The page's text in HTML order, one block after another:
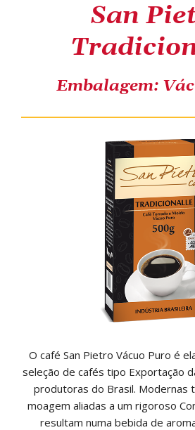
COMPRE ONLINE
San
Embalagem:
O café San Pietro Vácuo Puro é
seleção de cafés tipo Exportação
produtoras do Brasil. Modernas
moagem aliadas a um rigoroso
resultam numa bebida de